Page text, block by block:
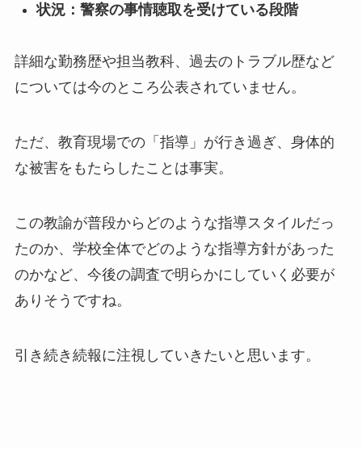
状況：警察の事情聴取を受けている段階
詳細な勤務歴や担当教科、過去のトラブル歴など
については今のところ公表されていません。
ただ、教育現場での「指導」が行き過ぎ、身体的
な被害をもたらしたことは事実。
この教諭が普段からどのような指導スタイルだっ
たのか、学校全体でどのような指導方針があった
のかなど、今後の調査で明らかにしていく必要が
ありそうですね。
引き続き続報に注視していきたいと思います。